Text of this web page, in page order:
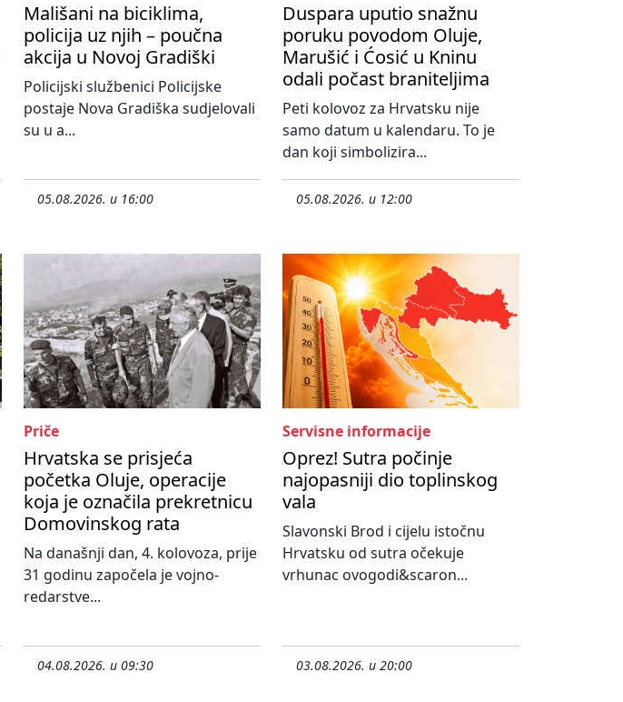
Mališani na biciklima,
policija uz njih – poučna
akcija u Novoj Gradiški
Policijski službenici Policijske
postaje Nova Gradiška sudjelovali
su u a...
05.08.2026. u 16:00
Duspara uputio snažnu
poruku povodom Oluje,
Marušić i Ćosić u Kninu
odali počast braniteljima
Peti kolovoz za Hrvatsku nije
samo datum u kalendaru. To je
dan koji simbolizira...
05.08.2026. u 12:00
Priče
Hrvatska se prisjeća
početka Oluje, operacije
koja je označila prekretnicu
Domovinskog rata
Na današnji dan, 4. kolovoza, prije
31 godinu započela je vojno-
redarstve...
04.08.2026. u 09:30
Servisne informacije
Oprez! Sutra počinje
najopasniji dio toplinskog
vala
Slavonski Brod i cijelu istočnu
Hrvatsku od sutra očekuje
vrhunac ovogodi&scaron...
03.08.2026. u 20:00